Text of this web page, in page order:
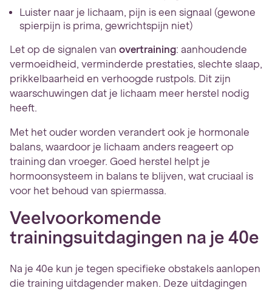
Luister naar je lichaam, pijn is een signaal (gewone
spierpijn is prima, gewrichtspijn niet)
Let op de signalen van overtraining: aanhoudende
vermoeidheid, verminderde prestaties, slechte slaap,
prikkelbaarheid en verhoogde rustpols. Dit zijn
waarschuwingen dat je lichaam meer herstel nodig
heeft.
Met het ouder worden verandert ook je hormonale
balans, waardoor je lichaam anders reageert op
training dan vroeger. Goed herstel helpt je
hormoonsysteem in balans te blijven, wat cruciaal is
voor het behoud van spiermassa.
Veelvoorkomende
trainingsuitdagingen na je 40e
Na je 40e kun je tegen specifieke obstakels aanlopen
die training uitdagender maken. Deze uitdagingen